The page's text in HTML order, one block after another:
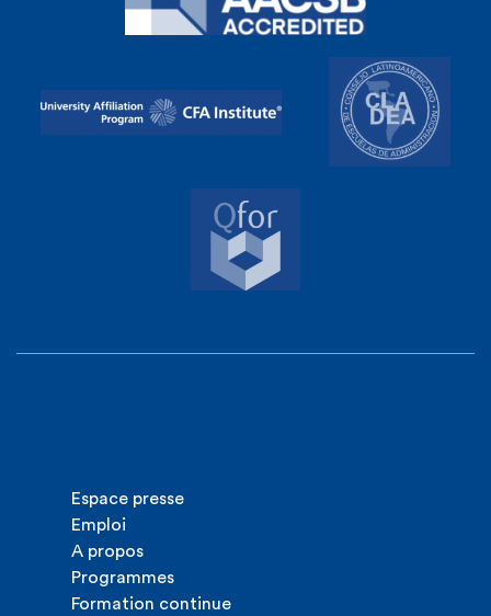
Espace presse
Emploi
A propos
Programmes
Formation continue